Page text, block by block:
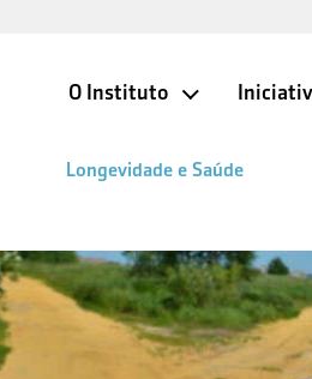
O Instituto
Longevidade e Saúde